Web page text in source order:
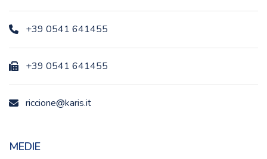
+39 0541 641455
+39 0541 641455
riccione@karis.it
MEDIE